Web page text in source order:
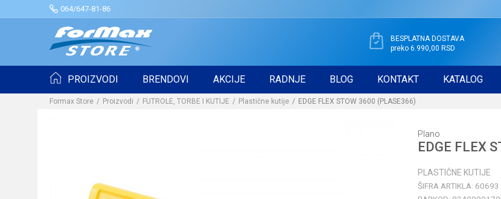
064/647-81-86
BESPLATNA DOSTAVA
preko 6.990,00 RSD
PROIZVODI BRENDOVI AKCIJE RADNJE BLOG KONTAKT KATALOG
Formax Store Proizvodi FUTROLE, TORBE I KUTIJE Plastične kutije EDGE FLEX STOW 3600 (PLASE366)
Plano
EDGE FLEX
PLASTIČNE KUTIJE
ŠIFRA ARTIKLA: 60693